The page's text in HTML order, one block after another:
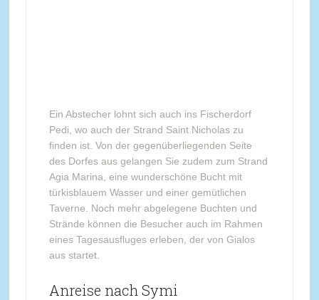
Ein Abstecher lohnt sich auch ins Fischerdorf
Pedi, wo auch der Strand Saint Nicholas zu
finden ist. Von der gegenüberliegenden Seite
des Dorfes aus gelangen Sie zudem zum Strand
Agia Marina, eine wunderschöne Bucht mit
türkisblauem Wasser und einer gemütlichen
Taverne. Noch mehr abgelegene Buchten und
Strände können die Besucher auch im Rahmen
eines Tagesausfluges erleben, der von Gialos
aus startet.
Anreise nach Symi